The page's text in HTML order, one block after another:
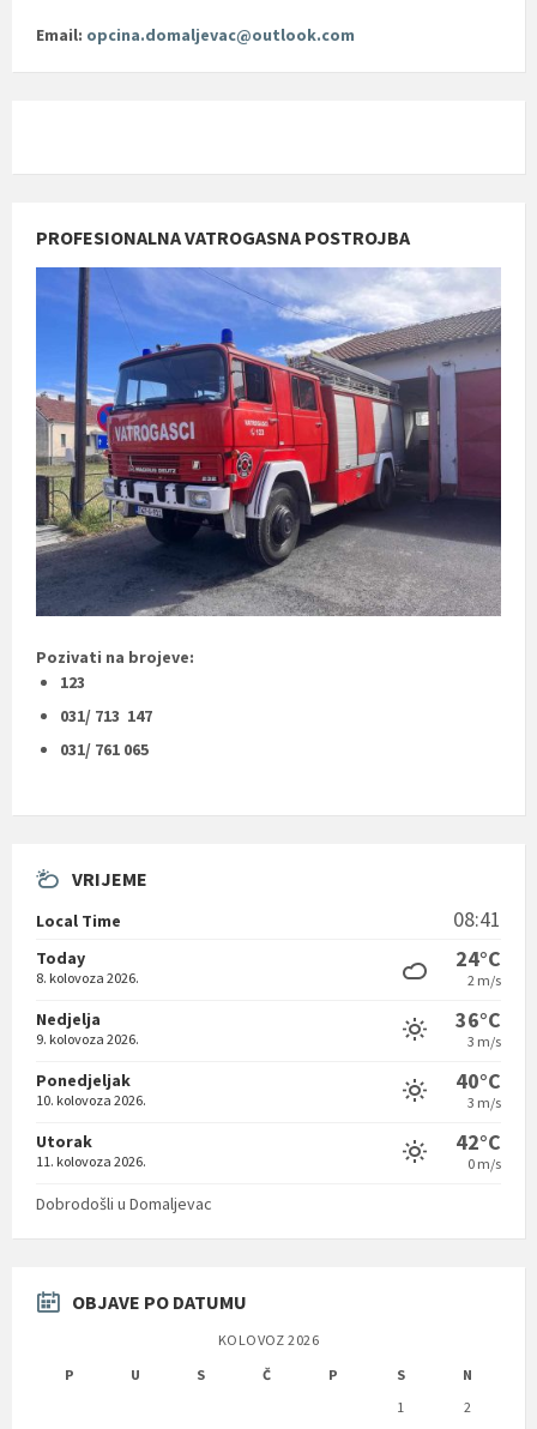
Email: opcina.domaljevac@outlook.com
PROFESIONALNA VATROGASNA POSTROJBA
Pozivati na brojeve:
123
031/ 713 147
031/ 761 065
VRIJEME
Local Time 08:41
Today
8. kolovoza 2026.
24°C
2 m/s
Nedjelja
9. kolovoza 2026.
36°C
3 m/s
Ponedjeljak
10. kolovoza 2026.
40°C
3 m/s
Utorak
11. kolovoza 2026.
42°C
0 m/s
Dobrodošli u Domaljevac
OBJAVE PO DATUMU
KOLOVOZ 2026
P
U S Č P S
N
1
2